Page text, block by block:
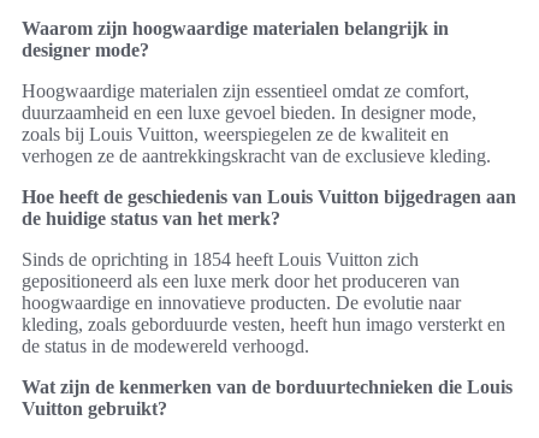
Waarom zijn hoogwaardige materialen belangrijk in
designer mode?
Hoogwaardige materialen zijn essentieel omdat ze comfort,
duurzaamheid en een luxe gevoel bieden. In designer mode,
zoals bij Louis Vuitton, weerspiegelen ze de kwaliteit en
verhogen ze de aantrekkingskracht van de exclusieve kleding.
Hoe heeft de geschiedenis van Louis Vuitton bijgedragen aan
de huidige status van het merk?
Sinds de oprichting in 1854 heeft Louis Vuitton zich
gepositioneerd als een luxe merk door het produceren van
hoogwaardige en innovatieve producten. De evolutie naar
kleding, zoals geborduurde vesten, heeft hun imago versterkt en
de status in de modewereld verhoogd.
Wat zijn de kenmerken van de borduurtechnieken die Louis
Vuitton gebruikt?